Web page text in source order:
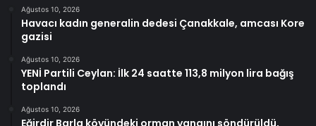
Ağustos 10, 2026
Havacı kadın generalin dedesi Çanakkale, amcası Kore
gazisi
Ağustos 10, 2026
YENİ Partili Ceylan: İlk 24 saatte 113,8 milyon lira bağış
toplandı
Ağustos 10, 2026